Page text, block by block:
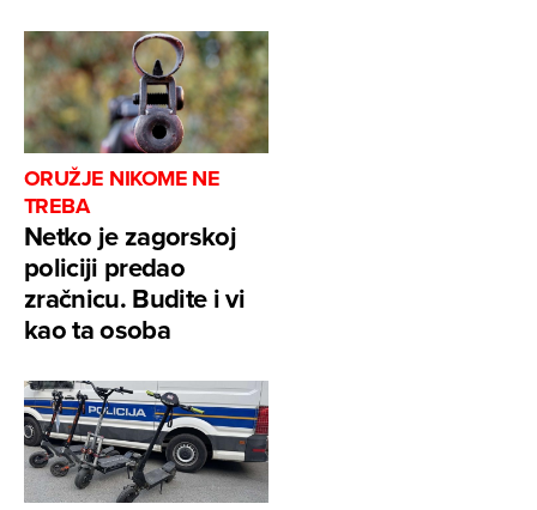
ORUŽJE NIKOME NE
TREBA
Netko je zagorskoj
policiji predao
zračnicu. Budite i vi
kao ta osoba